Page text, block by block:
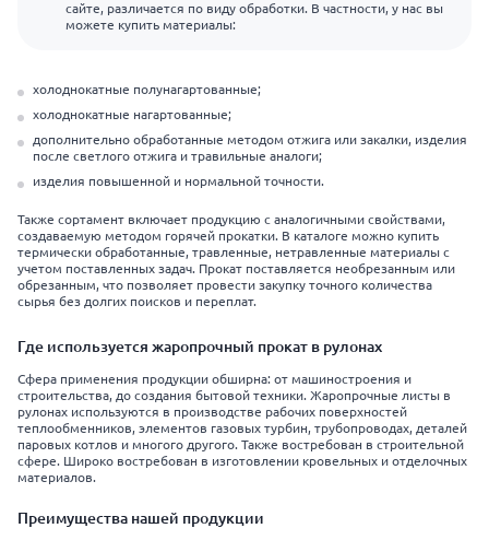
сайте, различается по виду обработки. В частности, у нас вы
можете купить материалы:
холоднокатные полунагартованные;
холоднокатные нагартованные;
дополнительно обработанные методом отжига или закалки, изделия
после светлого отжига и травильные аналоги;
изделия повышенной и нормальной точности.
Также сортамент включает продукцию с аналогичными свойствами,
создаваемую методом горячей прокатки. В каталоге можно купить
термически обработанные, травленные, нетравленные материалы с
учетом поставленных задач. Прокат поставляется необрезанным или
обрезанным, что позволяет провести закупку точного количества
сырья без долгих поисков и переплат.
Где используется жаропрочный прокат в рулонах
Сфера применения продукции обширна: от машиностроения и
строительства, до создания бытовой техники. Жаропрочные листы в
рулонах используются в производстве рабочих поверхностей
теплообменников, элементов газовых турбин, трубопроводах, деталей
паровых котлов и многого другого. Также востребован в строительной
сфере. Широко востребован в изготовлении кровельных и отделочных
материалов.
Преимущества нашей продукции